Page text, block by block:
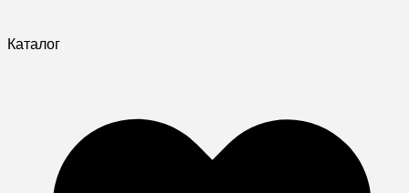
Каталог